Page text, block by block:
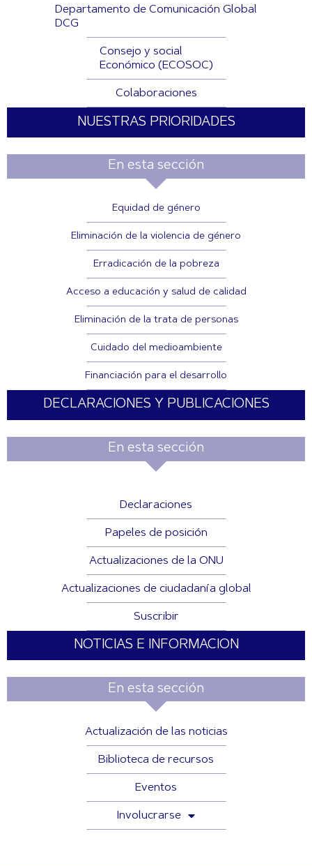
Departamento de Comunicación Global
DCG
Consejo y social
Económico (ECOSOC)
Colaboraciones
NUESTRAS PRIORIDADES
En esta sección
Equidad de género
Eliminación de la violencia de género
Erradicación de la pobreza
Acceso a educación y salud de calidad
Eliminación de la trata de personas
Cuidado del medioambiente
Financiación para el desarrollo
DECLARACIONES Y PUBLICACIONES
En esta sección
Declaraciones
Papeles de posición
Actualizaciones de la ONU
Actualizaciones de ciudadanía global
Suscribir
NOTICIAS E INFORMACION
En esta sección
Actualización de las noticias
Biblioteca de recursos
Eventos
Involucrarse